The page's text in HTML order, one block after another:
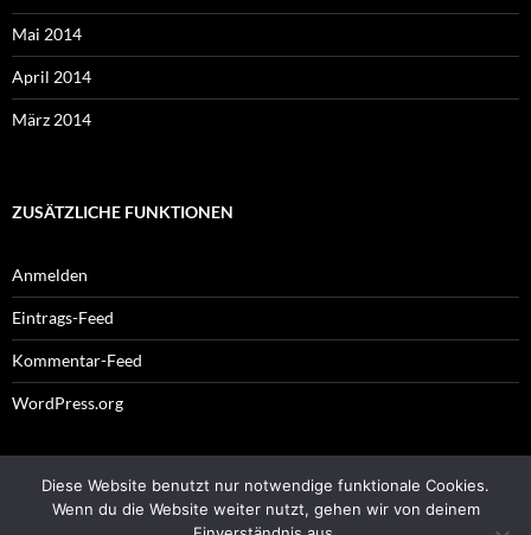
Mai 2014
April 2014
März 2014
ZUSÄTZLICHE FUNKTIONEN
Anmelden
Eintrags-Feed
Kommentar-Feed
WordPress.org
Impressum
Diese Website benutzt nur notwendige funktionale Cookies.
Wenn du die Website weiter nutzt, gehen wir von deinem